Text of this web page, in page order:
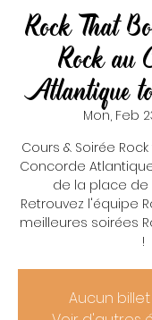
Rock That
Rock au
Atlantique
Mon, Feb
Cours & Soirée
Concorde
de la place de
Retrouvez l'équipe
meilleures soirées
!
Aucun